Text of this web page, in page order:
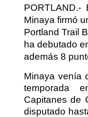
PORTLAND.-
Minaya firmó
Portland Trail
ha debutado
además 8
Minaya venía
temporada
Capitanes de
disputado